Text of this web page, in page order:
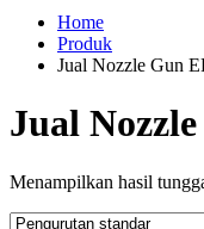
Home
Produk
Jual Nozzle Gun
Jual
Menampilkan hasil